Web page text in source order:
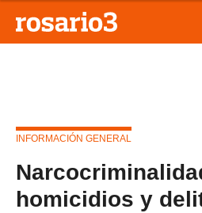
INFORMACIÓN GENERAL
homicidios y